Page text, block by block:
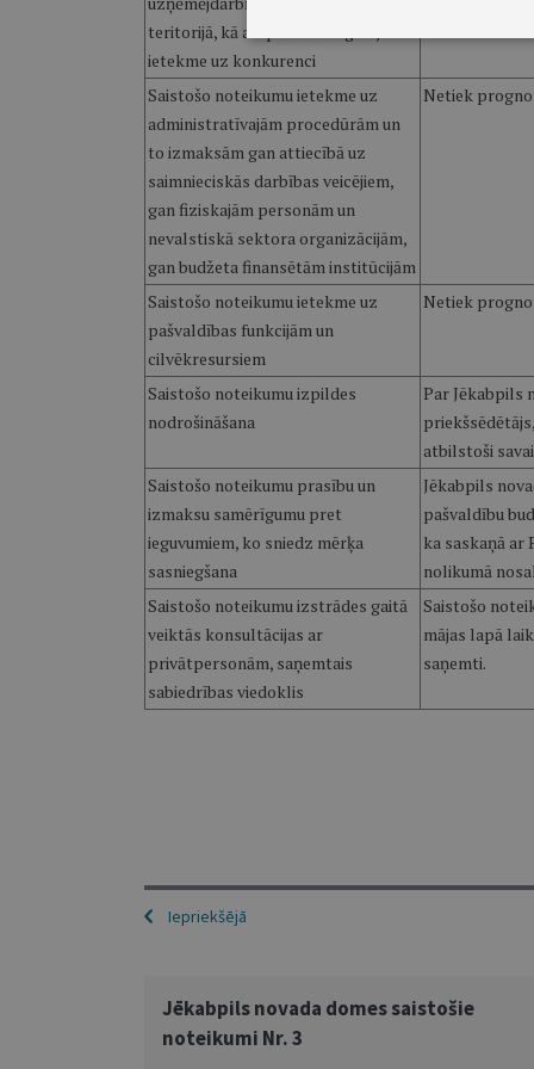
teritorijā, kā arī plānotā regulējuma
ietekme uz konkurenci
Saistošo noteikumu ietekme uz
administratīvajām procedūrām un
to izmaksām gan attiecībā uz
saimnieciskās darbības veicējiem,
gan fiziskajām personām un
nevalstiskā sektora organizācijām,
gan budžeta finansētām institūcijām
Netiek
Saistošo noteikumu ietekme uz
pašvaldības funkcijām un
cilvēkresursiem
Netiek
Saistošo noteikumu izpildes
nodrošināšana
Par Jēkabpils
atbilstoši
Saistošo noteikumu prasību un
izmaksu samērīgumu pret
ieguvumiem, ko sniedz mērķa
sasniegšana
Jēkabpils
pašvaldību
ka saskaņā ar
nolikumā
Saistošo noteikumu izstrādes gaitā
veiktās konsultācijas ar
privātpersonām, saņemtais
sabiedrības viedoklis
Saistošo
mājas lapā
saņemti.
Iepriekšējā
Jēkabpils novada domes saistošie
noteikumi Nr. 3